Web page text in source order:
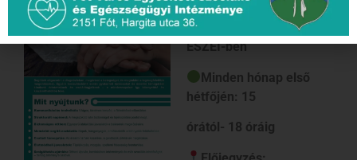
Egyéni ingyenes
demencia tanácsadás az
ESZEI-ben
Minden hónap első
hétfőjén: 15
órától- 18 óráig